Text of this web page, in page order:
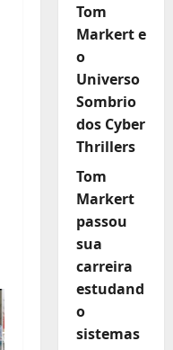
Tom
Markert e
o
Universo
Sombrio
dos Cyber
Thrillers
Tom
Markert
passou
sua
carreira
estudand
o
sistemas